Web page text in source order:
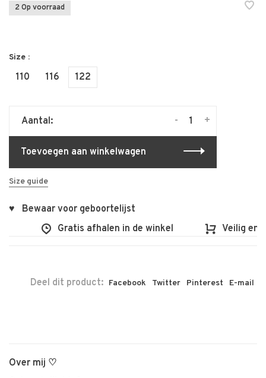
2 Op voorraad
Size :
110 116 122
Aantal: +
-
Toevoegen aan winkelwagen
Size guide
♥ Bewaar voor geboortelijst
Gratis afhalen in de winkel
Veilig en
Deel dit product: Facebook Twitter Pinterest E-mail
Over mij ♡